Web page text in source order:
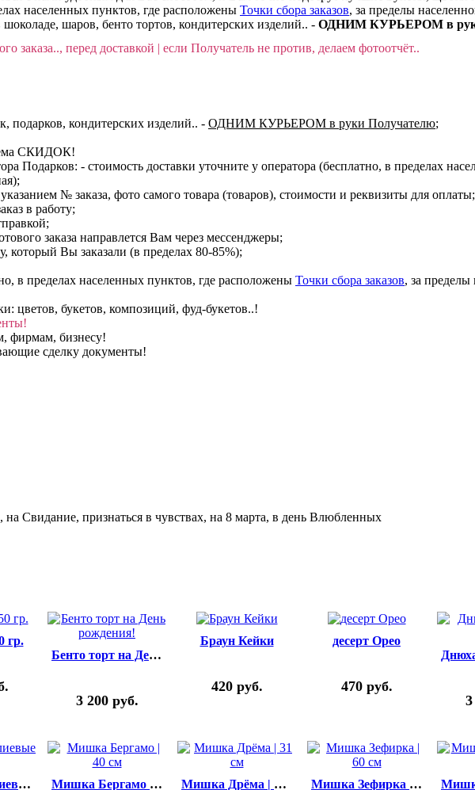
населенных пунктов, где расположены Точки сбора заказов, за пределы
шаров, бенто тортов, кондитерских изделий.. - ОДНИМ КУРЬЕРОМ в
заказа.., перед доставкой | если Получатель не против, делаем фотоотчёт..
подарков, кондитерских изделий.. - ОДНИМ КУРЬЕРОМ в руки Получателю;
СКИДОК!
Подарков: - стоимость доставки уточните у оператора (бесплатно, в пределах
№ заказа, фото самого товара (товаров), стоимости и реквизиты для оплаты;
в работу;
заказа направлется Вам через мессенджеры;
который Вы заказали (в пределах 80-85%);
в пределах населенных пунктов, где расположены Точки сбора заказов, за пределы
цветов, букетов, композиций, фуд-букетов..!
фирмам, бизнесу!
сделку документы!
Свидание, признаться в чувствах, на 8 марта, в день Влюбленных
гр.
Бенто торт на День рождения!
3 200 руб.
Браун Кейки
420 руб.
десерт Орео
470 руб.
Мега Star/гелиевые шары
Мишка Бергамо | 40 см Мишка Дрёма | 31 см Мишка Зефирка | 60 см